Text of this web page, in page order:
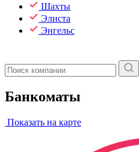
Шахты
Элиста
Энгельс
Банкоматы
Показать на карте